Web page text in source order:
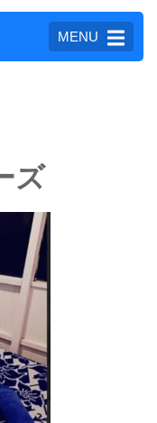
MENU
ズ